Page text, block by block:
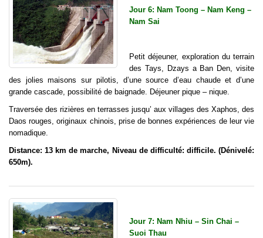
Jour 6: Nam Toong – Nam Keng –
Nam Sai
Petit déjeuner, exploration du terrain
des Tays, Dzays a Ban Den, visite
des jolies maisons sur pilotis, d’une source d’eau chaude et d’une
grande cascade, possibilité de baignade. Déjeuner pique – nique.
Traversée des rizières en terrasses jusqu’ aux villages des Xaphos, des
Daos rouges, originaux chinois, prise de bonnes expériences de leur vie
nomadique.
Distance: 13 km de marche, Niveau de difficulté: difficile. (Dénivelé:
650m).
Jour 7: Nam Nhiu – Sin Chai –
Suoi Thau